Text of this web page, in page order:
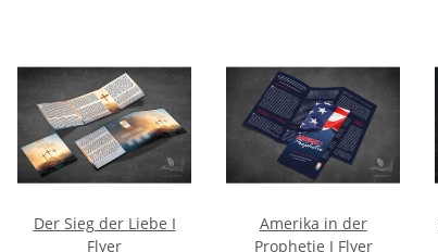
Der Sieg der Liebe I
Flyer
Amerika in der
Prophetie I Flyer